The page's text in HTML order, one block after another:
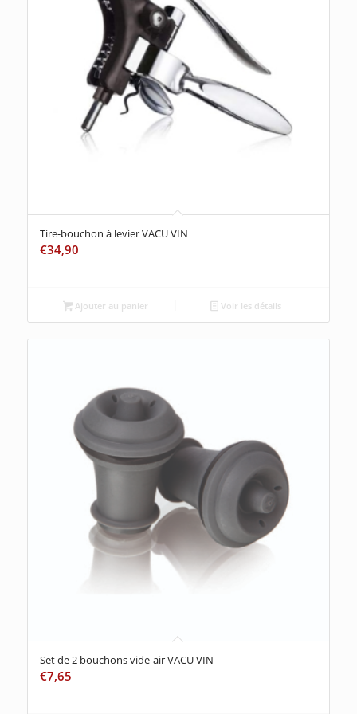
Tire-bouchon à levier VACU VIN
€34,90
Ajouter au panier Voir les détails
Set de 2 bouchons vide-air VACU VIN
€7,65